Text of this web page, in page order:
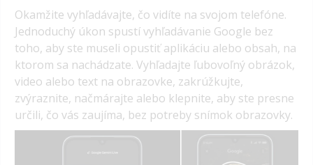
Okamžite vyhľadávajte, čo vidíte na svojom telefóne.
Jednoduchý úkon spustí vyhľadávanie Google bez
toho, aby ste museli opustiť aplikáciu alebo obsah, na
ktorom sa nachádzate. Vyhľadajte ľubovoľný obrázok,
video alebo text na obrazovke, zakrúžkujte,
zvýraznite, načmárajte alebo klepnite, aby ste presne
určili, čo vás zaujíma, bez potreby snímok obrazovky.